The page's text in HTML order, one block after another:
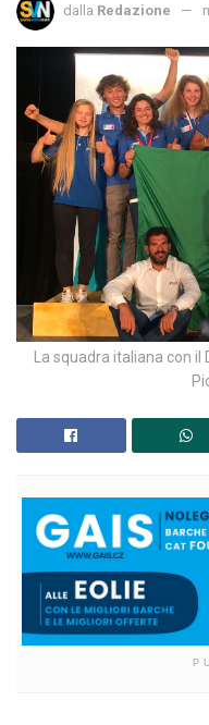
dalla Redazione
La squadra italiana con il